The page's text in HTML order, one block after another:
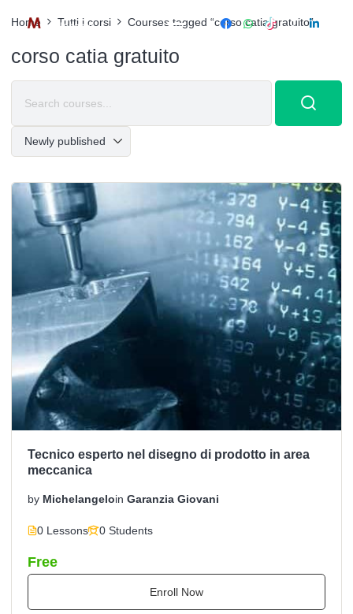
Home Tutti i corsi Courses tagged “corso catia gratuito”
corso catia gratuito
Tecnico esperto nel disegno di prodotto in area
meccanica
by Michelangeloin Garanzia Giovani
0 Lessons 0 Students
Free
Enroll Now